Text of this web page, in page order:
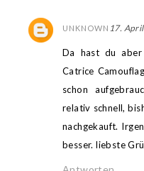
UNKNOWN 17.
Da hast du aber
Catrice
schon
relativ schnell,
nachgekauft.
besser. liebste